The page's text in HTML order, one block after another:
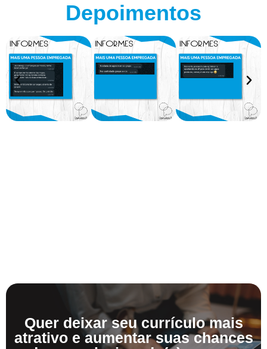
Depoimentos
Quer deixar seu currículo mais
atrativo e aumentar suas chances